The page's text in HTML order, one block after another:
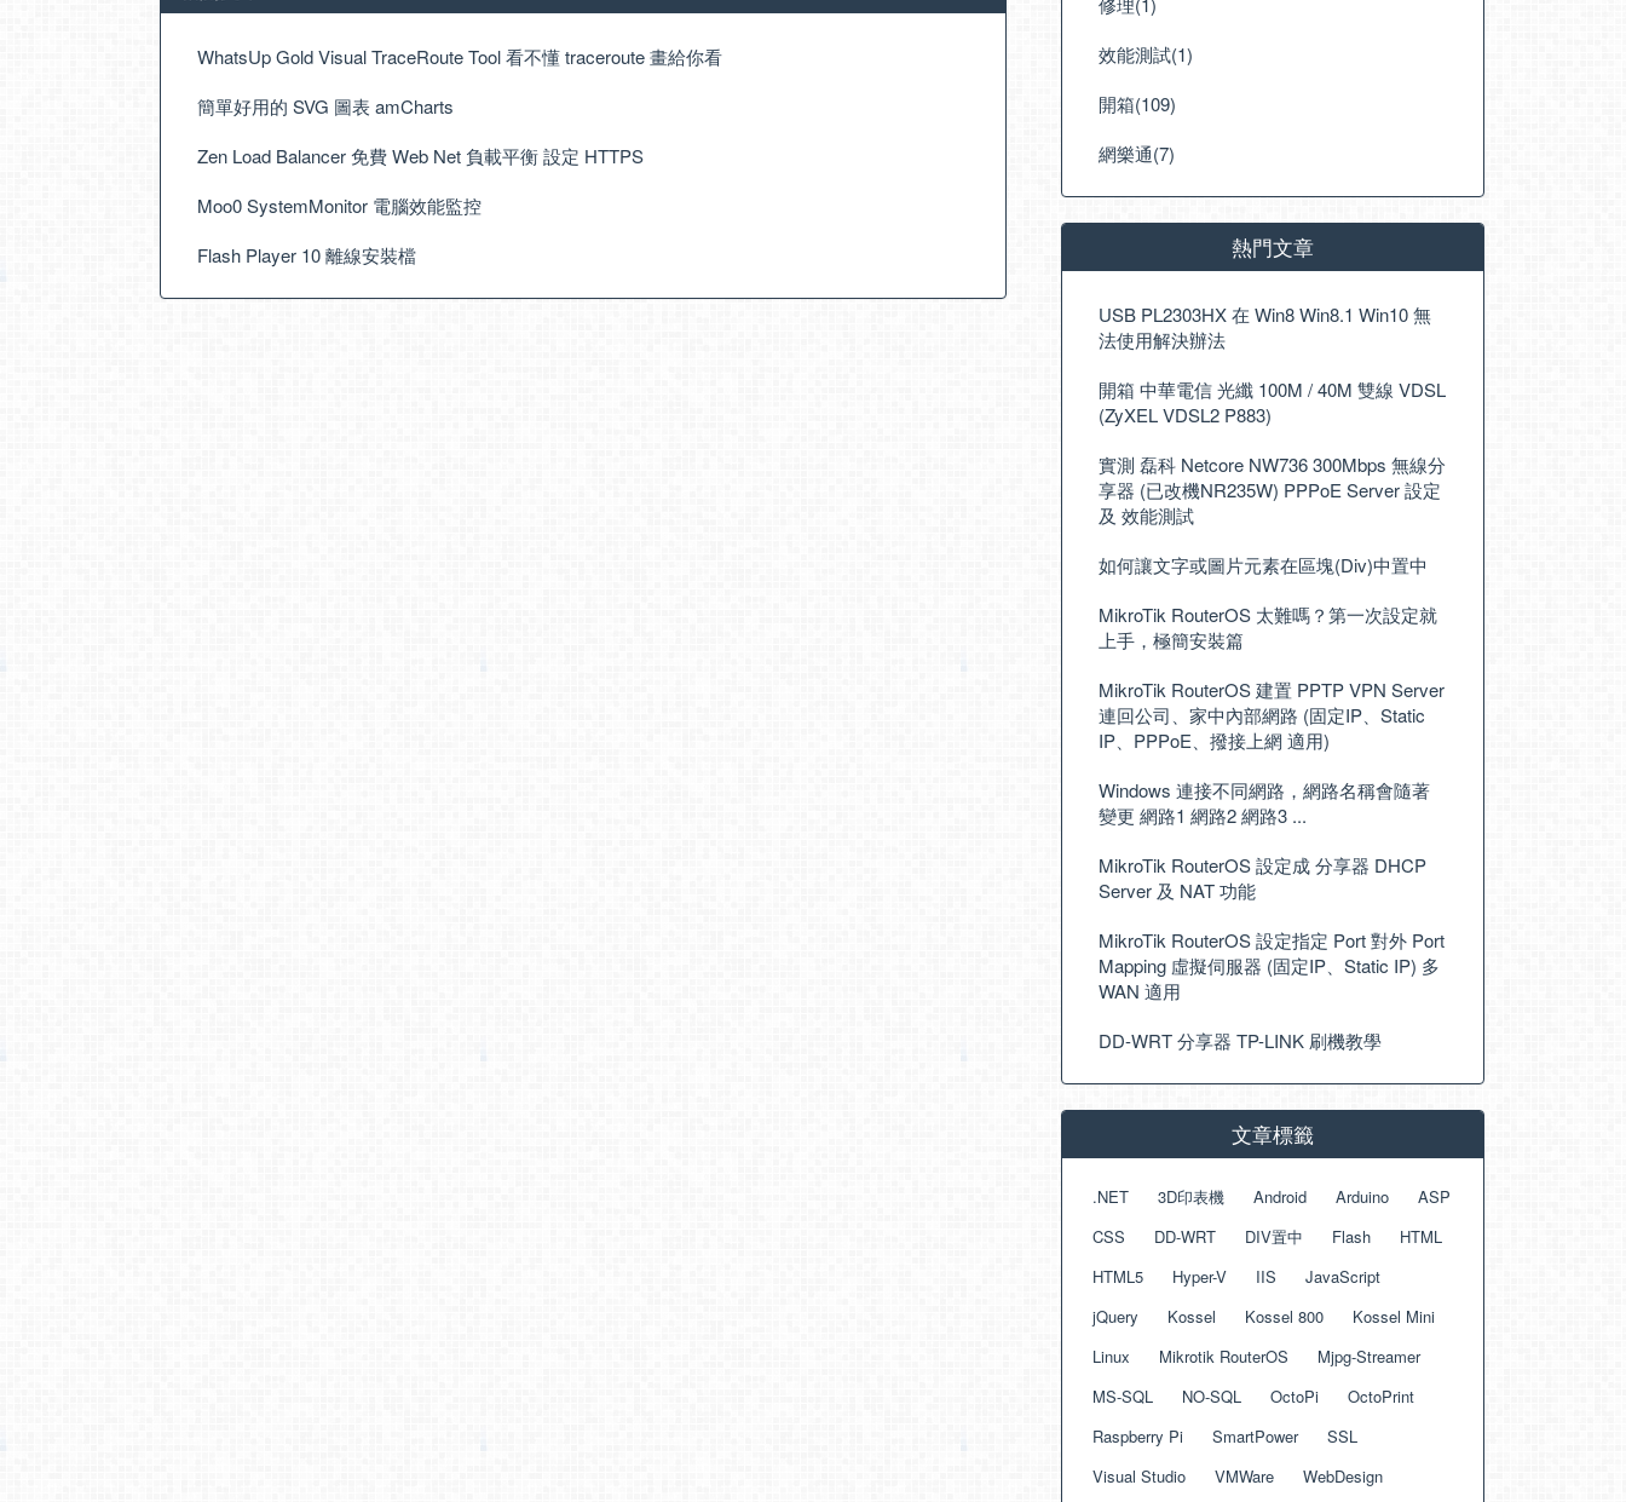
WhatsUp Gold Visual TraceRoute Tool 看不懂 traceroute 畫給你看
簡單好用的 SVG 圖表 amCharts
Zen Load Balancer 免費 Web Net 負載平衡 設定 HTTPS
Moo0 SystemMonitor 電腦效能監控
Flash Player 10 離線安裝檔
效能測試(1)
開箱(109)
網樂通(7)
熱門文章
USB PL2303HX 在 Win8 Win8.1 Win10 無
法使用解決辦法
開箱 中華電信 光纖 100M / 40M 雙線 VDSL
(ZyXEL VDSL2 P883)
實測 磊科 Netcore NW736 300Mbps 無線分
享器 (已改機NR235W) PPPoE Server 設定
及 效能測試
如何讓文字或圖片元素在區塊(Div)中置中
MikroTik RouterOS 太難嗎？第一次設定就
上手，極簡安裝篇
MikroTik RouterOS 建置 PPTP VPN Server
連回公司、家中內部網路 (固定IP、Static
IP、PPPoE、撥接上網 適用)
Windows 連接不同網路，網路名稱會隨著
變更 網路1 網路2 網路3 ...
MikroTik RouterOS 設定成 分享器 DHCP
Server 及 NAT 功能
MikroTik RouterOS 設定指定 Port 對外 Port
Mapping 虛擬伺服器 (固定IP、Static IP) 多
WAN 適用
DD-WRT 分享器 TP-LINK 刷機教學
文章標籤
.NET 3D印表機 Android Arduino
ASP
CSS
DD-WRT DIV置中 Flash
HTML
HTML5
Hyper-V IIS
JavaScript
jQuery
Kossel Kossel 800
Kossel Mini
Linux
Mikrotik RouterOS
Mjpg-Streamer
MS-SQL
NO-SQL OctoPi
OctoPrint
Raspberry Pi
SmartPower
SSL
Visual Studio
VMWare WebDesign